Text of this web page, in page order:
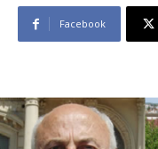
Facebook